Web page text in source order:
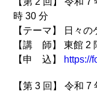
時 30 分
【テーマ】 日々
【講 師】 東館 2
【申 込】 https://
【第 3 回】 令和